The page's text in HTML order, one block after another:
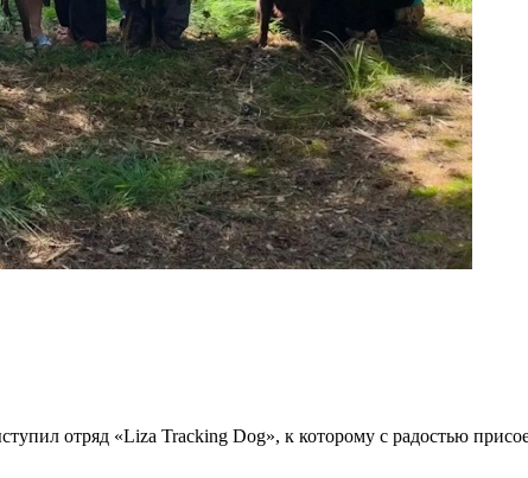
отряд «Liza Tracking Dog», к которому с радостью